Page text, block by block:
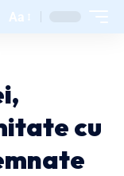
Aa
cu